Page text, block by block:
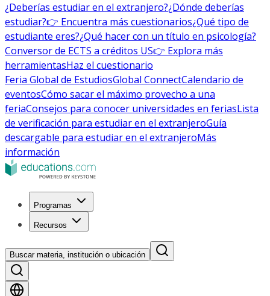
¿Deberías estudiar en el extranjero?¿Dónde deberías
estudiar?👉 Encuentra más cuestionarios¿Qué tipo de
estudiante eres?¿Qué hacer con un título en psicología?
Conversor de ECTS a créditos US👉 Explora más
herramientasHaz el cuestionario
Feria Global de EstudiosGlobal ConnectCalendario de
eventosCómo sacar el máximo provecho a una
feriaConsejos para conocer universidades en feriasLista
de verificación para estudiar en el extranjeroGuía
descargable para estudiar en el extranjeroMás
información
Programas
Recursos
Buscar materia, institución o ubicación